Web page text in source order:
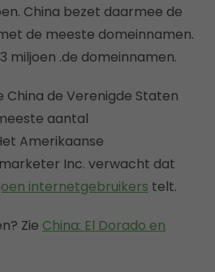
China bezet daarmee de
de meeste domeinnamen.
miljoen .de domeinnamen.
China de Verenigde Staten
aantal
Amerikaanse
Inc. verwacht dat
internetgebruikers telt.
Zie China: El Dorado en